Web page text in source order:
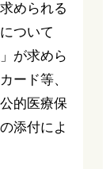
められる
ついて
が求めら
ード等、
的医療保
添付によ